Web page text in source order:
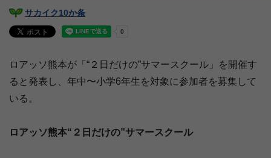
サカイク10か条
ロアッソ熊本が「“２日だけの”サマースクール」を開催す
ると発表し、年中〜小学6年生を対象に参加者を募集して
いる。
ロアッソ熊本“２日だけの”サマースクール